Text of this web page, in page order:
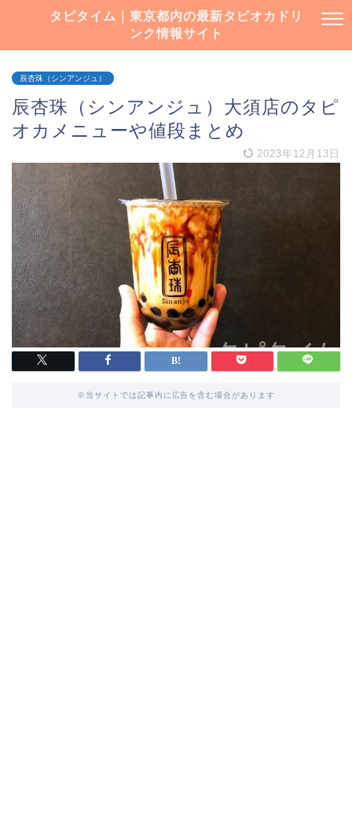
タピタイム｜東京都内の最新タピオカドリ
ンク情報サイト
辰杏珠（シンアンジュ）
辰杏珠（シンアンジュ）大須店のタピ
オカメニューや値段まとめ
2023年12月13日
※当サイトでは記事内に広告を含む場合があります